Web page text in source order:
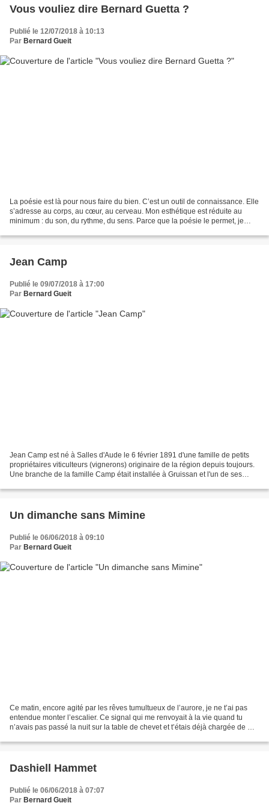
Vous vouliez dire Bernard Guetta ?
Publié le 12/07/2018 à 10:13
Par Bernard Gueit
La poésie est là pour nous faire du bien. C’est un outil de connaissance. Elle
s’adresse au corps, au cœur, au cerveau. Mon esthétique est réduite au
minimum : du son, du rythme, du sens. Parce que la poésie le permet, je
Jean Camp
Publié le 09/07/2018 à 17:00
Par Bernard Gueit
Jean Camp est né à Salles d'Aude le 6 février 1891 d'une famille de petits
propriétaires viticulteurs (vignerons) originaire de la région depuis toujours.
Une branche de la famille Camp était installée à Gruissan et l'un de ses
Un dimanche sans Mimine
Publié le 06/06/2018 à 09:10
Par Bernard Gueit
Ce matin, encore agité par les rêves tumultueux de l’aurore, je ne t’ai pas
entendue monter l’escalier. Ce signal qui me renvoyait à la vie quand tu
n’avais pas passé la nuit sur la table de chevet et t’étais déjà chargée de me
Dashiell Hammet
Publié le 06/06/2018 à 07:07
Par Bernard Gueit